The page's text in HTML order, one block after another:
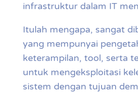
infrastruktur dalam IT
Itulah mengapa, sangat
yang mempunyai
keterampilan, tool, serta
untuk mengeksploitasi
sistem dengan tujuan